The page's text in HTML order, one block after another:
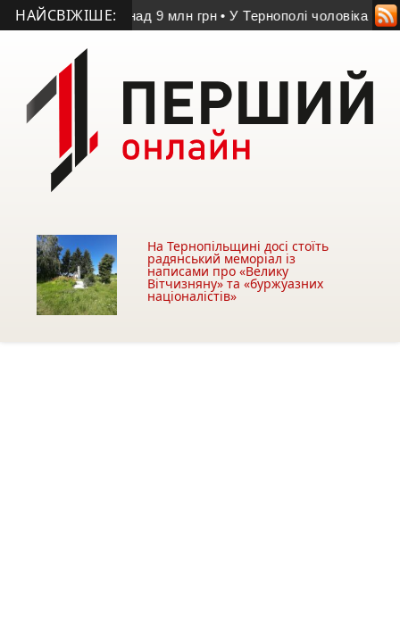
НАЙСВІЖІШЕ:
понад 9 млн грн • У Тернополі чоловіка засудили за
На Тернопільщині досі стоїть
радянський меморіал із
написами про «Велику
Вітчизняну» та «буржуазних
націоналістів»